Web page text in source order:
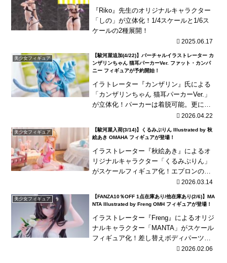
『Riko』先生のオリジナルキャラクター
「しの」が立体化！1/4スケールと1/6ス
ケールの2種展開！
2025.06.17
美少女フィギュア
【駿河屋追加(4/22)】バーチャルイラストレーター カ
ンザリンちゃん 猫耳パーカーVer. ファット・カンパ
ニー フィギュアが予約開始！
イラトレーター『カンザリン』氏による
「カンザリンちゃん 猫耳パーカーVer.」
が立体化！パーカーは着脱可能。更にビ
キニパーツの一部も着脱可能！2026.04.22
美少女フィギュア
【駿河屋入荷(3/14)】くるみぷりん Illustrated by 秋
絵あき OMAHA フィギュアが登場！
イラストレーター『秋絵あき』によるオ
リジナルキャラクター「くるみぷりん」
がスケールフィギュア化！エプロンのキ
ャストオフ可能！海外商品は、発売が長
が国内商品と比べて高...
2026.03.14
美少女フィギュア
【FANZA10％OFF 1点在庫あり/他在庫あり(2/6)】MA
NTA Illustrated by Freng OMH フィギュアが登場！
イラストレーター『Freng』によるオリジ
ナルキャラクター「MANTA」がスケール
フィギュア化！差し替えボディパーツや
帽子パーツなどが付属！海外商品は、発
2026.02.06